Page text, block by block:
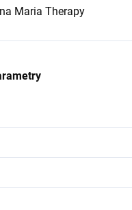
Maria Therapy